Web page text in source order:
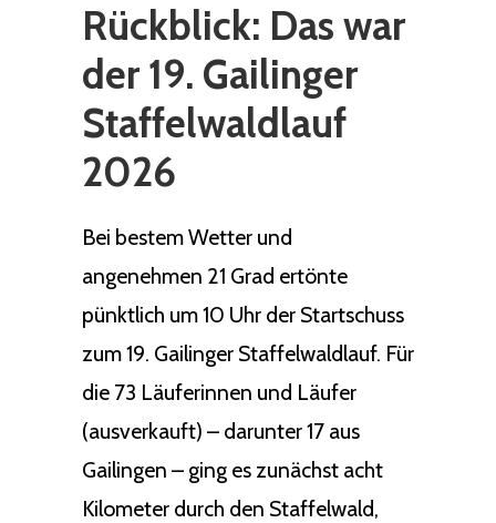
Rückblick: Das war
der 19. Gailinger
Staffelwaldlauf
2026
Bei bestem Wetter und
angenehmen 21 Grad ertönte
pünktlich um 10 Uhr der Startschuss
zum 19. Gailinger Staffelwaldlauf. Für
die 73 Läuferinnen und Läufer
(ausverkauft) – darunter 17 aus
Gailingen – ging es zunächst acht
Kilometer durch den Staffelwald,